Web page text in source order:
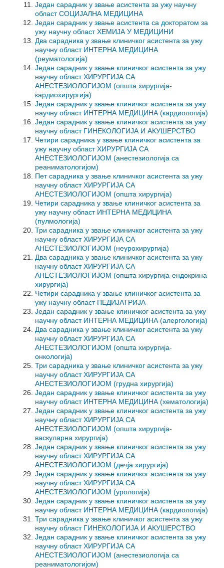
Један сарадник у звање асистента за ужу научну
област СОЦИЈАЛНА МЕДИЦИНА
Један сарадник у звање асистента са докторатом за
ужу научну област ХЕМИЈА У МЕДИЦИНИ
Два сарадника у звање клиничког асистента за ужу
научну област ИНТЕРНА МЕДИЦИНА
(реуматологија)
Један сарадник у звање клиничког асистента за ужу
научну област ХИРУРГИЈА СА
АНЕСТЕЗИОЛОГИЈОМ (општа хирургија-
кардиохирургија)
Један сарадник у звање клиничког асистента за ужу
научну област ИНТЕРНА МЕДИЦИНА (кардиологија)
Један сарадник у звање клиничког асистента за ужу
научну област ГИНЕКОЛОГИЈА И АКУШЕРСТВО
Четири сарадника у звање клиничког асистента за
ужу научну област ХИРУРГИЈА СА
АНЕСТЕЗИОЛОГИЈОМ (анестезиологија са
реаниматологијом)
Пет сарадника у звање клиничког асистента за ужу
научну област ХИРУРГИЈА СА
АНЕСТЕЗИОЛОГИЈОМ (општа хирургија)
Четири сарадника у звање клиничког асистента за
ужу научну област ИНТЕРНА МЕДИЦИНА
(пулмологија)
Три сарадника у звање клиничког асистента за ужу
научну област ХИРУРГИЈА СА
АНЕСТЕЗИОЛОГИЈОМ (неурохирургија)
Два сарадника у звање клиничког асистента за ужу
научну област ХИРУРГИЈА СА
АНЕСТЕЗИОЛОГИЈОМ (општа хирургија-ендокрина
хирургија)
Четири сарадника у звање клиничког асистента за
ужу научну област ПЕДИЈАТРИЈА
Један сарадник у звање клиничког асистента за ужу
научну област ИНТЕРНА МЕДИЦИНА (алергологија)
Два сарадника у звање клиничког асистента за ужу
научну област ХИРУРГИЈА СА
АНЕСТЕЗИОЛОГИЈОМ (општа хирургија-
онкологија)
Три сарадника у звање клиничког асистента за ужу
научну област ХИРУРГИЈА СА
АНЕСТЕЗИОЛОГИЈОМ (грудна хирургија)
Један сарадник у звање клиничког асистента за ужу
научну област ИНТЕРНА МЕДИЦИНА (хематологија)
Један сарадник у звање клиничког асистента за ужу
научну област ХИРУРГИЈА СА
АНЕСТЕЗИОЛОГИЈОМ (општа хирургија-
васкуларна хирургија)
Један сарадник у звање клиничког асистента за ужу
научну област ХИРУРГИЈА СА
АНЕСТЕЗИОЛОГИЈОМ (дечја хирургија)
Један сарадник у звање клиничког асистента за ужу
научну област ХИРУРГИЈА СА
АНЕСТЕЗИОЛОГИЈОМ (урологија)
Један сарадник у звање клиничког асистента за ужу
научну област ИНТЕРНА МЕДИЦИНА (кардиологија)
Три сарадника у звање клиничког асистента за ужу
научну област ГИНЕКОЛОГИЈА И АКУШЕРСТВО
Један сарадник у звање клиничког асистента за ужу
научну област ХИРУРГИЈА СА
АНЕСТЕЗИОЛОГИЈОМ (анестезиологија са
реаниматологијом)